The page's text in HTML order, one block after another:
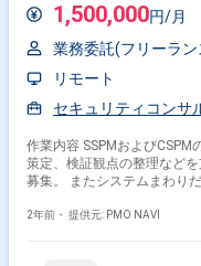
1,500,000円/月
業務委託(フリーラン
リモート
セキュリティコンサ
作業内容 SSPMおよび
策定、検証観点の整理など
募集。 またシステムまわり
2年前・ 提供元: PMO NAVI